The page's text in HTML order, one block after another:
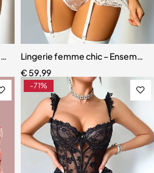
avec bas assortis et dentelle
Lingerie femme chic –
€ 59,99
-71%